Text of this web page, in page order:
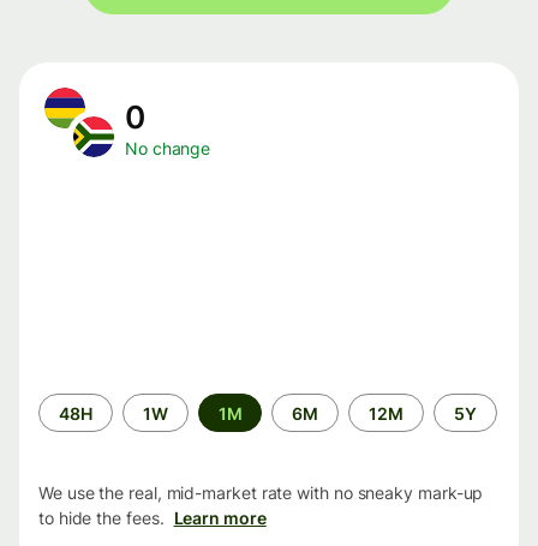
0
No change
Time
period
48H 1W 1M 6M 12M 5Y
We use the real, mid-market rate with no sneaky mark-up
to hide the fees. Learn more